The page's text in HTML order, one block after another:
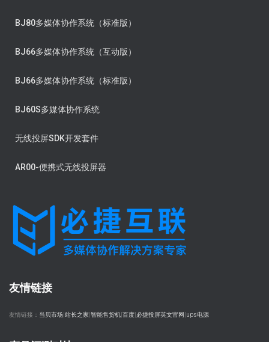
BJ80多媒体协作系统（标准版）
BJ66多媒体协作系统（互动版）
BJ66多媒体协作系统（标准版）
BJ60S多媒体协作系统
无线投屏SDK开发套件
AR00-便携式无线投屏器
友情链接
友情链接： 当贝市场 站长之家 智能售货机 百度 必捷投屏英文官网 ups电源